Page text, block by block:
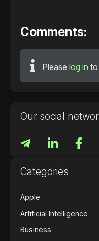
Comments:
Please log in to
Our social
Categories
Apple
Artificial Intelligence
Business